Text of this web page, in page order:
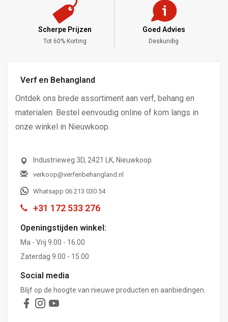
Scherpe Prijzen
Tot 60% Korting
Goed Advies
Deskundig
Verf en Behangland
Ontdek ons brede assortiment aan verf, behang en
materialen. Bestel eenvoudig online of kom langs in
onze winkel in Nieuwkoop.
Industrieweg 3D, 2421 LK, Nieuwkoop
verkoop@verfenbehangland.nl
Whatsapp 06 213 030 54
+31 172 533 276
Openingstijden winkel:
Ma - Vrij 9.00 - 16.00
Zaterdag 9.00 - 15.00
Social media
Blijf op de hoogte van nieuwe producten en aanbiedingen.